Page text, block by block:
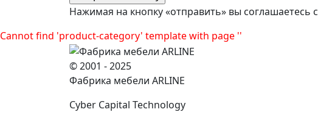
Нажимая на кнопку «отправить» вы соглашаетесь с
Cannot find 'product-category' template with page ''
© 2001 - 2025
Фабрика мебели ARLINE
Cyber Capital Technology